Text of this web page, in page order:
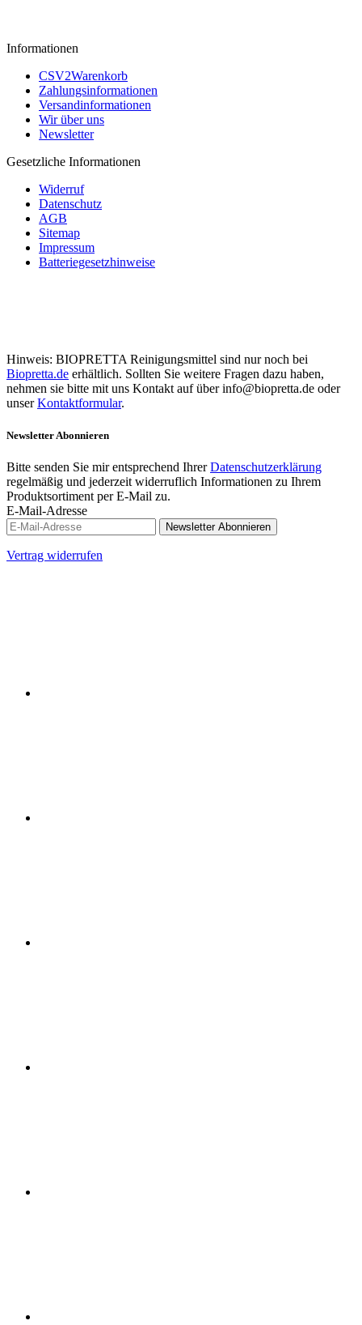
Informationen
CSV2Warenkorb
Zahlungsinformationen
Versandinformationen
Wir über uns
Newsletter
Gesetzliche Informationen
Widerruf
Datenschutz
AGB
Sitemap
Impressum
Batteriegesetzhinweise
Hinweis: BIOPRETTA Reinigungsmittel sind nur noch bei
Biopretta.de erhältlich. Sollten Sie weitere Fragen dazu haben,
nehmen sie bitte mit uns Kontakt auf über info@biopretta.de oder
unserKontaktformular.
Newsletter Abonnieren
Bitte senden Sie mir entsprechend IhrerDatenschutzerklärung
regelmäßig und jederzeit widerruflich Informationen zu Ihrem
Produktsortiment per E-Mail zu.
E-Mail-Adresse
Newsletter Abonnieren
Vertrag widerrufen